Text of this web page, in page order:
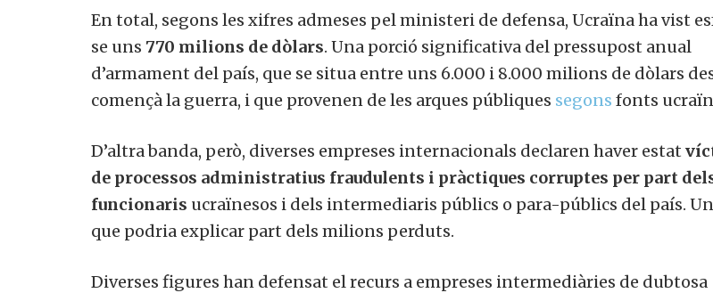
En total, segons les xifres admeses pel ministeri de defensa, Ucraïna ha vist
se uns 770 milions de dòlars. Una porció significativa del pressupost anual
d’armament del país, que se situa entre uns 6.000 i 8.000 milions de dòlars
començà la guerra, i que provenen de les arques públiques segons fonts
D’altra banda, però, diverses empreses internacionals declaren haver estat
de processos administratius fraudulents i pràctiques corruptes per part
funcionaris ucraïnesos i dels intermediaris públics o para-públics del país.
que podria explicar part dels milions perduts.
Diverses figures han defensat el recurs a empreses intermediàries de dubtosa